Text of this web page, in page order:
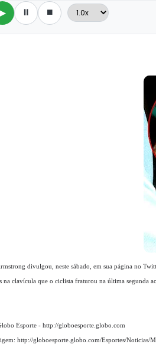
⏸ ⏹
divulgou, neste sábado, em sua página no
na clavícula que o ciclista fraturou na última segunda
Esporte - http://globoesporte.globo.com
http://globoesporte.globo.com/Esportes/Noticias/